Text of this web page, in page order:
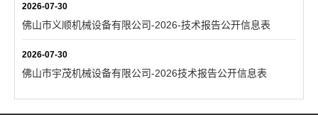
2026-07-30
佛山市义顺机械设备有限公司-2026-技术报告公开信息表
2026-07-30
佛山市宇茂机械设备有限公司-2026技术报告公开信息表